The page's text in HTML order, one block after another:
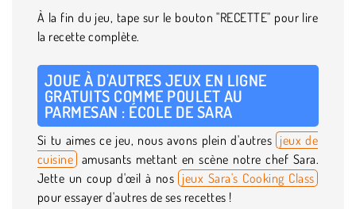
À la fin du jeu, tape sur le bouton "RECETTE" pour lire
la recette complète.
JOUE À D'AUTRES JEUX EN LIGNE
GRATUITS COMME POULET AU
PARMESAN : ÉCOLE DE SARA
Si tu aimes ce jeu, nous avons plein d'autres jeux de
cuisine amusants mettant en scène notre chef Sara.
Jette un coup d'œil à nos jeux Sara's Cooking Class
pour essayer d'autres de ses recettes !